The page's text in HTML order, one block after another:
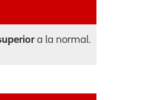
a la normal.